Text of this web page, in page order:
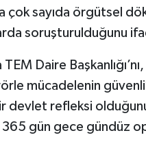
çok sayıda örgütsel
soruşturulduğunu
Daire
mücadelenin
devlet refleksi
gün gece gündüz